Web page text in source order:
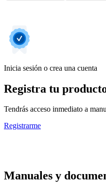
Inicia sesión o crea una cuenta
Registra tu
Tendrás acceso inmediato a
Registrarme
Manuales y